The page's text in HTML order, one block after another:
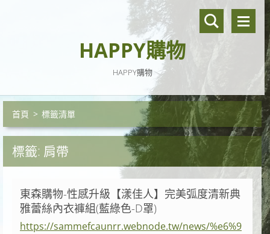
HAPPY購物
HAPPY購物
首頁 > 標籤清單
標籤: 肩帶
東森購物-性感升級【漾佳人】完美弧度清新典
雅蕾絲內衣褲組(藍綠色-D罩)
https://sammefcaunrr.webnode.tw/news/%e6%9